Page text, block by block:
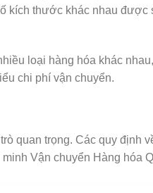
kích thước khác nhau
loại hàng hóa khác
chi phí vận chuyển.
quan trọng. Các quy
Vận chuyển Hàng hóa